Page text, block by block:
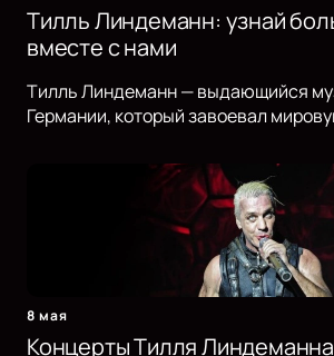
Тилль Линдеманн: узнай
вместе с нами
Тилль Линдеманн — выдающийся
Германии, который завоевал
8 мая
Концерты Тилля